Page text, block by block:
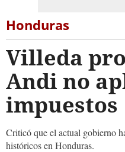
Honduras
Villeda
Andi no
impuestos
Criticó que el actual gobierno
históricos en Honduras.